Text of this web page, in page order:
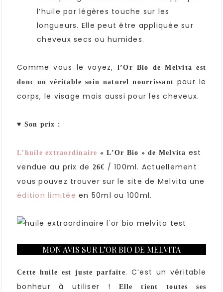
l’huile par légères touche sur les
longueurs. Elle peut être appliquée sur
cheveux secs ou humides.
Comme vous le voyez,
l’Or Bio de Melvita est
donc un véritable soin naturel nourrissant pour le
corps, le visage mais aussi pour les cheveux.
♥ Son prix :
L’huile extraordinaire « L’Or Bio » de Melvita est
vendue au prix de 26€ / 100ml. Actuellement
vous pouvez trouver sur le site de Melvita une
édition limitée en 50ml ou 100ml.
MON AVIS SUR L’OR BIO DE MELVITA
Cette huile est juste parfaite. C’est un véritable
bonheur à utiliser !
Elle tient toutes ses